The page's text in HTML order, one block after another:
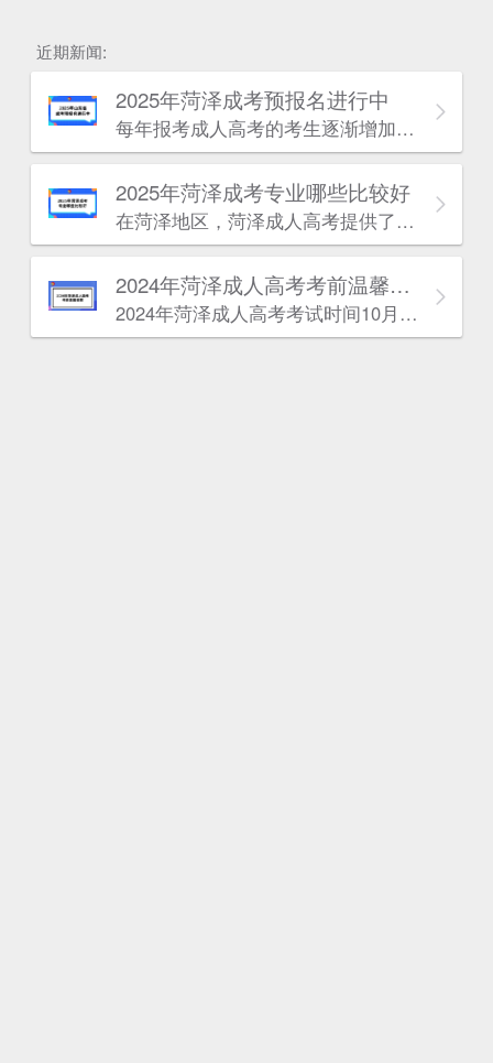
估
近期新闻:
2025年菏泽成考预报名进行中
每年报考成人高考的考生逐渐增加，意味着竞争加大，只有充分备考，才能一次通过考试。学历改革即将全面实施，趁早学历提升是最好的选择。
2025年菏泽成考专业哪些比较好
在菏泽地区，菏泽成人高考提供了多种热门专业供考生选择，涵盖了语言、机械电气、土建、管理、医学、设计、法律、电子信息、教育和技术等多个领域。以下是对几类别专业的推荐，以帮助考生做出更好的选择。
2024年菏泽成人高考考前温馨提醒
2024年菏泽成人高考考试时间10月19日-20日，我们特别准备了这份考前提醒，希望能为你们的备考之路增添一份信心和力量